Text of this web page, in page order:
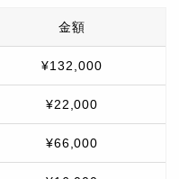
金額
¥132,000
¥22,000
¥66,000